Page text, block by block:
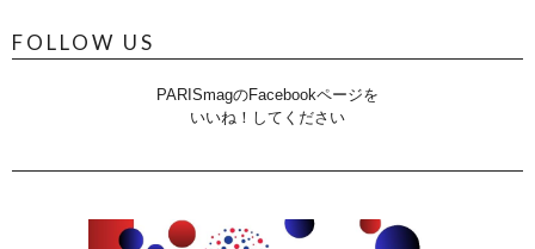
FOLLOW US
PARISmagのFacebookページを
いいね！してください